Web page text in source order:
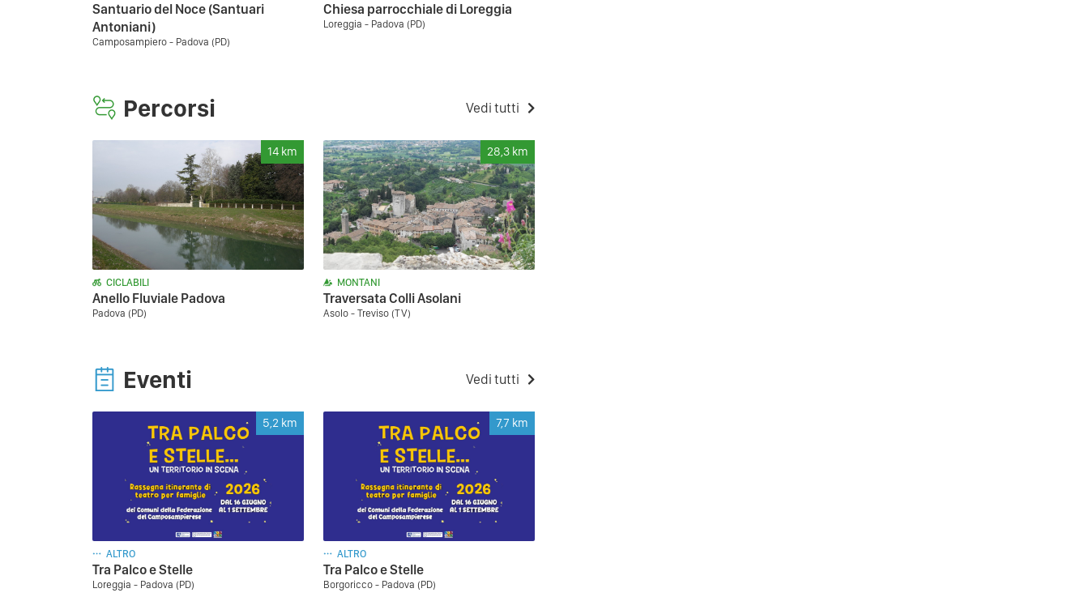
Santuario del Noce (Santuari
Antoniani)
Camposampiero - Padova (PD)
Chiesa parrocchiale di Loreggia
Loreggia - Padova (PD)
Percorsi Vedi tutti
14 km
CICLABILI
Anello Fluviale Padova
Padova (PD)
28,3 km
MONTANI
Traversata Colli Asolani
Asolo - Treviso (TV)
Eventi Vedi tutti
5,2 km
ALTRO
Tra Palco e Stelle
Loreggia - Padova (PD)
7,7 km
ALTRO
Tra Palco e Stelle
Borgoricco - Padova (PD)